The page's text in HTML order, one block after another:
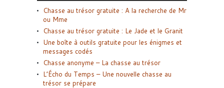
Chasse au trésor gratuite : A la recherche de Mr
ou Mme
Chasse au trésor gratuite : Le Jade et le Granit
Une boîte à outils gratuite pour les énigmes et
messages codés
Chasse anonyme – La chasse au trésor
L’Écho du Temps – Une nouvelle chasse au
trésor se prépare